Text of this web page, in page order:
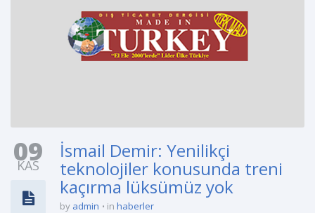
09
KAS
İsmail Demir: Yenilikçi
teknolojiler konusunda treni
kaçırma lüksümüz yok
by admin in haberler